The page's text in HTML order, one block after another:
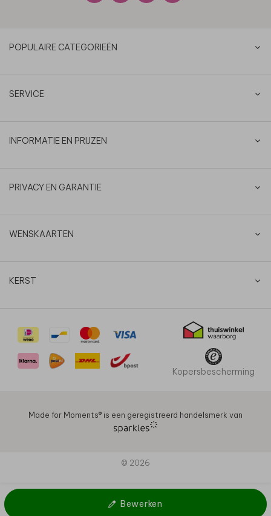
Bewerken
POPULAIRE CATEGORIEËN
SERVICE
INFORMATIE EN PRIJZEN
PRIVACY EN GARANTIE
WENSKAARTEN
KERST
Kopersbescherming
Made for Moments®️ is een geregistreerd handelsmerk van
© 2026